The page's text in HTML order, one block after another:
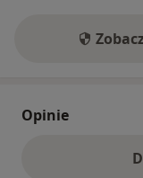
Opinie